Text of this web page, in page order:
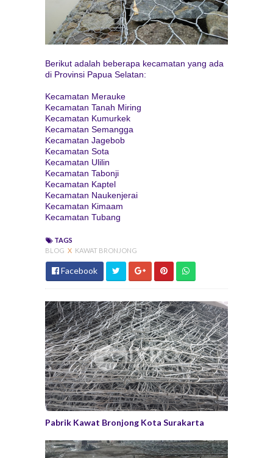
Berikut adalah beberapa kecamatan yang ada
di Provinsi Papua Selatan:
Kecamatan Merauke
Kecamatan Tanah Miring
Kecamatan Kumurkek
Kecamatan Semangga
Kecamatan Jagebob
Kecamatan Sota
Kecamatan Ulilin
Kecamatan Tabonji
Kecamatan Kaptel
Kecamatan Naukenjerai
Kecamatan Kimaam
Kecamatan Tubang
TAGS
BLOG X KAWAT BRONJONG
Facebook
Pabrik Kawat Bronjong Kota Surakarta